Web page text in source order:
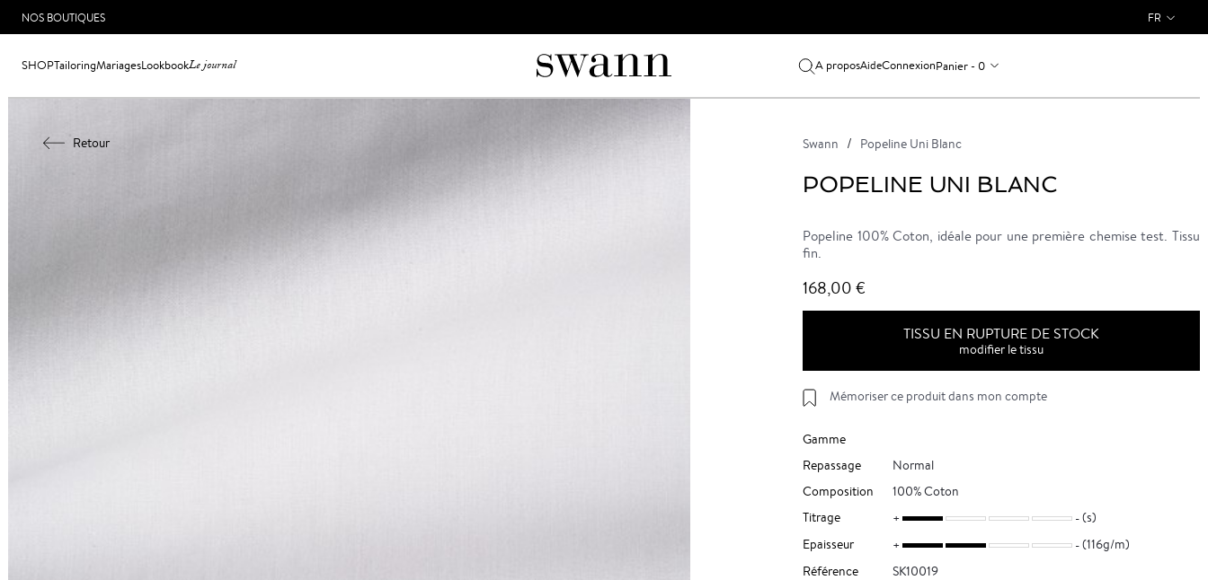
NOS BOUTIQUES FR
SHOPTailoringMariagesLookbookLe journal A proposAideConnexionPanier - 0
Retour Swann Popeline Uni Blanc
POPELINE UNI BLANC
Popeline 100% Coton, idéale pour une première chemise test. Tissu
fin.
168,00 €
TISSU EN RUPTURE DE STOCK
modifier le tissu
Mémoriser ce produit dans mon compte
Gamme
Repassage
Normal
Composition
100% Coton
Titrage
(s)
Epaisseur
(116g/m)
Référence
SK10019